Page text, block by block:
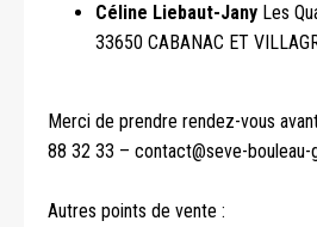
Céline Liebaut-Jany Les
33650 CABANAC ET
Merci de prendre rendez-vous
88 32 33 – contact@seve-bouleau-
Autres points de vente :